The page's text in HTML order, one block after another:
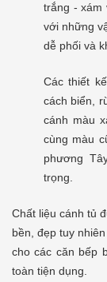
trắng - xám
với những
dễ phối và
Các thiết
cách biển,
cánh màu
cùng màu
phương
trọng.
Chất liệu cánh tủ
bền, đẹp tuy
cho các căn bếp
toàn tiện dụng.